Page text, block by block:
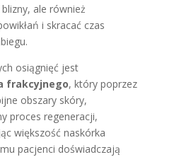
ale również
i skracać czas
osiągnięć jest
frakcyjnego, który poprzez
obszary skóry,
proces regeneracji,
większość naskórka
pacjenci doświadczają